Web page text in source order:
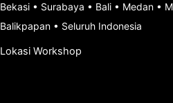
Bekasi • Surabaya • Bali • Medan •
Balikpapan • Seluruh Indonesia
Lokasi Workshop